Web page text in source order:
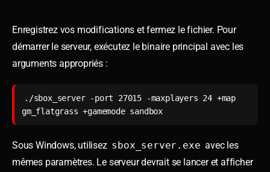
Enregistrez vos modifications et fermez le fichier. Pour
démarrer le serveur, exécutez le binaire principal avec les
arguments appropriés :
./sbox_server -port 27015 -maxplayers 24 +map
gm_flatgrass +gamemode sandbox
Sous Windows, utilisez sbox_server.exe avec les
mêmes paramètres. Le serveur devrait se lancer et afficher